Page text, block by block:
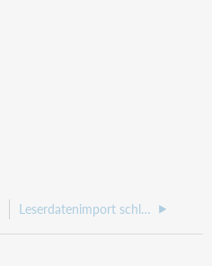
Leserdatenimport schlägt fehl mit Meldung "Column ... cannot be converted"